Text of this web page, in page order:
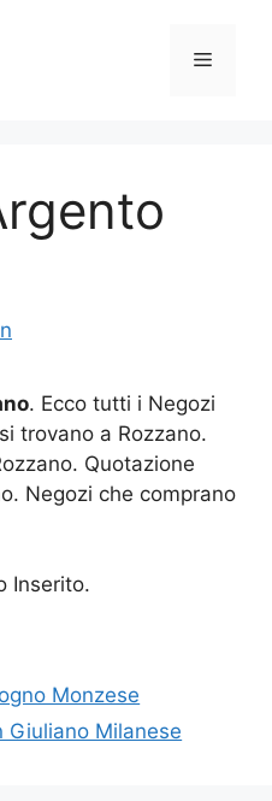
Menu
. Ecco tutti i Negozi
trovano a Rozzano.
Quotazione
Negozi che comprano
Inserito.
Monzese
Giuliano Milanese